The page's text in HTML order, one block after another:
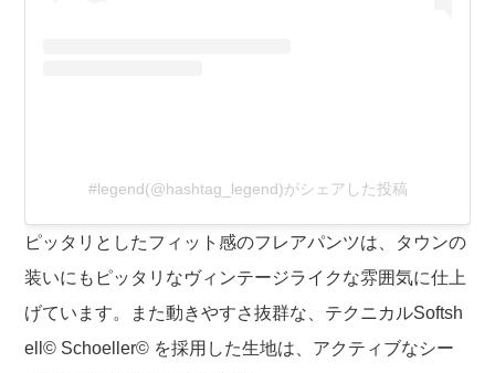
#legend(@hashtag_legend)がシェアした投稿
ピッタリとしたフィット感のフレアパンツは、タウンの
装いにもピッタリなヴィンテージライクな雰囲気に仕上
げています。また動きやすさ抜群な、テクニカルSoftsh
ell© Schoeller© を採用した生地は、アクティブなシー